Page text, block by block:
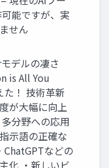
能ですが、実
せん
デルの凄さ
is All You
！ 技術革新
が大幅に向上
分野への応用
示語の正確な
などの
化 ・新しいビ